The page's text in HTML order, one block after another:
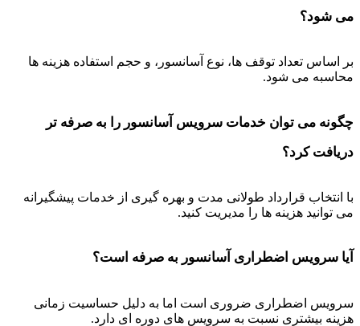
می شود؟
بر اساس تعداد توقف ها، نوع آسانسور، و حجم استفاده هزینه ها
محاسبه می شود.
چگونه می توان خدمات سرویس آسانسور را به صرفه تر
دریافت کرد؟
با انتخاب قرارداد طولانی مدت و بهره گیری از خدمات پیشگیرانه
می توانید هزینه ها را مدیریت کنید.
آیا سرویس اضطراری آسانسور به صرفه است؟
سرویس اضطراری ضروری است اما به دلیل حساسیت زمانی
هزینه بیشتری نسبت به سرویس های دوره ای دارد.